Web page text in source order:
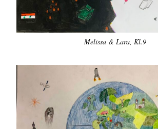
Melissa & Lara, Kl.9